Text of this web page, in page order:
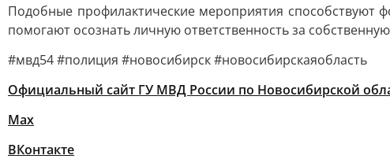
Подобные профилактические мероприятия способствуют
помогают осознать личную ответственность за
#мвд54 #полиция #новосибирск #новосибирскаяобласть
Официальный сайт ГУ МВД России по Новосибирской
Мах
ВКонтакте